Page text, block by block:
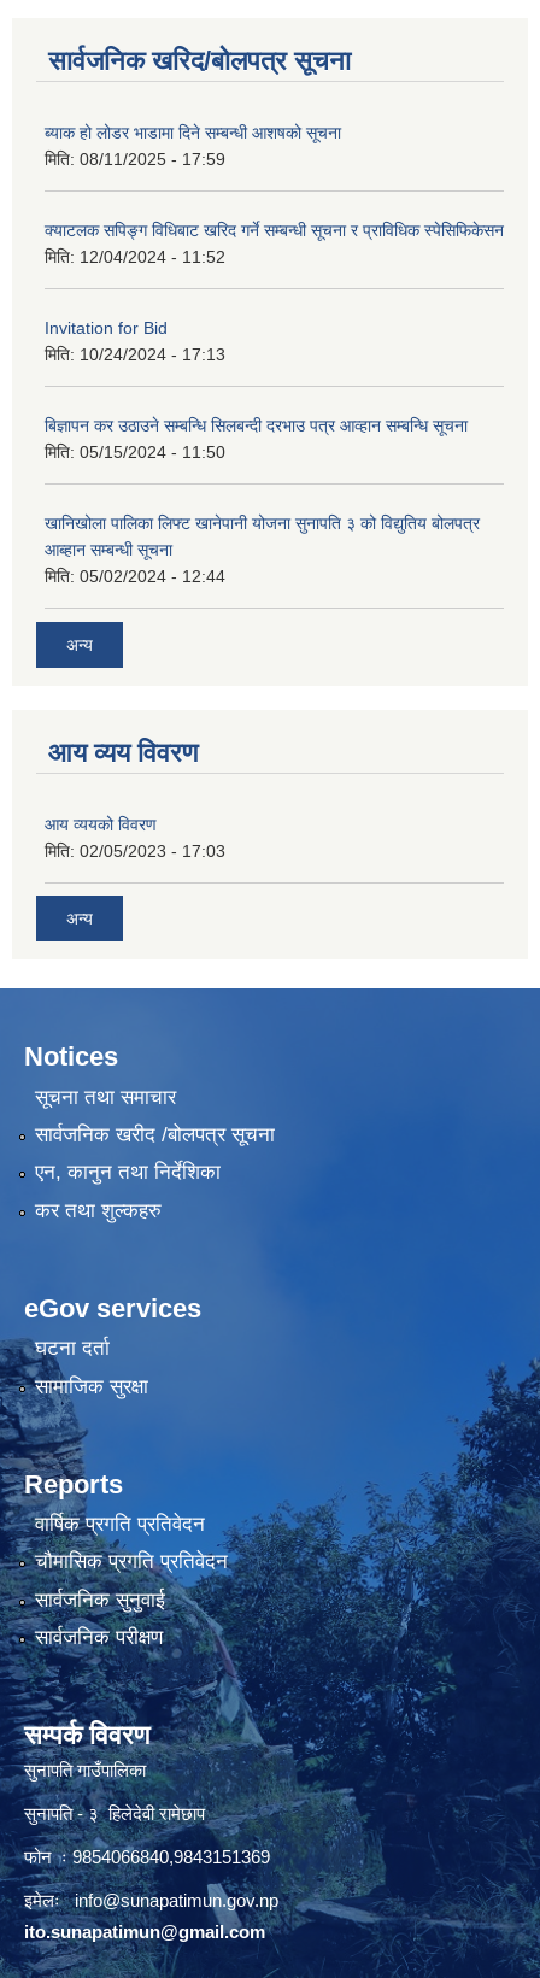
सार्वजनिक खरिद/बोलपत्र सूचना
ब्याक हो लोडर भाडामा दिने सम्बन्धी आशषको सूचना
मिति: 08/11/2025 - 17:59
क्याटलक सपिङ्ग विधिबाट खरिद गर्ने सम्बन्धी सूचना र प्राविधिक स्पेसिफिकेसन
मिति: 12/04/2024 - 11:52
Invitation for Bid
मिति: 10/24/2024 - 17:13
बिज्ञापन कर उठाउने सम्बन्धि सिलबन्दी दरभाउ पत्र आव्हान सम्बन्धि सूचना
मिति: 05/15/2024 - 11:50
खानिखोला पालिका लिफ्ट खानेपानी योजना सुनापति ३ को विद्युतिय बोलपत्र
आब्हान सम्बन्धी सूचना
मिति: 05/02/2024 - 12:44
अन्य
आय व्यय विवरण
आय व्ययको विवरण
मिति: 02/05/2023 - 17:03
अन्य
Notices
सूचना तथा समाचार
सार्वजनिक खरीद /बोलपत्र सूचना
एन, कानुन तथा निर्देशिका
कर तथा शुल्कहरु
eGov services
घटना दर्ता
सामाजिक सुरक्षा
Reports
वार्षिक प्रगति प्रतिवेदन
चौमासिक प्रगति प्रतिवेदन
सार्वजनिक सुनुवाई
सार्वजनिक परीक्षण
सम्पर्क विवरण
सुनापति गाउँपालिका
सुनापति - ३ हिलेदेवी रामेछाप
फोन ः 9854066840,9843151369
इमेलः info@sunapatimun.gov.np
ito.sunapatimun@gmail.com